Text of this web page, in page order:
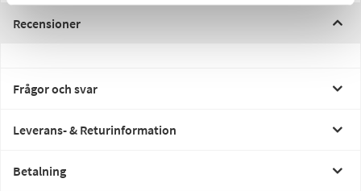
Recensioner
Frågor och svar
Leverans- & Returinformation
Betalning